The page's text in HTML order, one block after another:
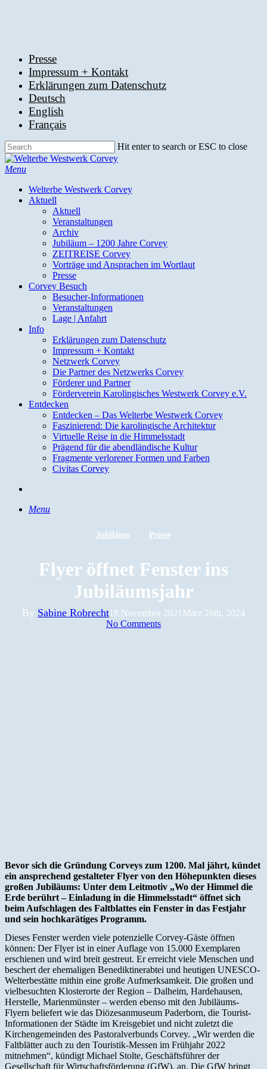
Presse
Impressum + Kontakt
Erklärungen zum Datenschutz
Deutsch
English
Français
Hit enter to search or ESC to close
Close
Search
search
Menu
Welterbe Westwerk Corvey
Aktuell
Aktuell
Veranstaltungen
Archiv
Jubiläum – 1200 Jahre Corvey
ZEITREISE Corvey
Vorträge und Ansprachen im Wortlaut
Presse
Corvey Besuch
Besucher-Informationen
Veranstaltungen
Lage | Anfahrt
Info
Erklärungen zum Datenschutz
Impressum + Kontakt
Netzwerk Corvey
Die Partner des Netzwerks Corvey
Förderer und Partner
Förderverein Karolingisches Westwerk Corvey e.V.
Entdecken
Entdecken – Das Welterbe Westwerk Corvey
Faszinierend: Die karolingische Architektur
Virtuelle Reise in die Himmelsstadt
Prägend für die abendländische Kultur
Fragmente verlorener Formen und Farben
Civitas Corvey
Menu
Jubiläum Presse
Flyer öffnet Fenster ins
Jubiläumsjahr
By Sabine Robrecht18 November 2021 März 26th, 2024
No Comments
Bevor sich die Gründung Corveys zum 1200. Mal jährt, kündet
ein ansprechend gestalteter Flyer von den Höhepunkten dieses
großen Jubiläums: Unter dem Leitmotiv „Wo der Himmel die
Erde berührt – Einladung in die Himmelsstadt“ öffnet sich
beim Aufschlagen des Faltblattes ein Fenster in das Festjahr
und sein hochkarätiges Programm.
Dieses Fenster werden viele potenzielle Corvey-Gäste öffnen
können: Der Flyer ist in einer Auflage von 15.000 Exemplaren
erschienen und wird breit gestreut. Er erreicht viele Menschen und
beschert der ehemaligen Benediktinerabtei und heutigen UNESCO-
Welterbestätte mithin eine große Aufmerksamkeit. Die großen und
vielbesuchten Klosterorte der Region – Dalheim, Hardehausen,
Herstelle, Marienmünster – werden ebenso mit den Jubiläums-
Flyern beliefert wie das Diözesanmuseum Paderborn, die Tourist-
Informationen der Städte im Kreisgebiet und nicht zuletzt die
Kirchengemeinden des Pastoralverbunds Corvey. „Wir werden die
Faltblätter auch zu den Touristik-Messen im Frühjahr 2022
mitnehmen“, kündigt Michael Stolte, Geschäftsführer der
Gesellschaft für Wirtschaftsförderung (GfW), an. Die GfW bringt